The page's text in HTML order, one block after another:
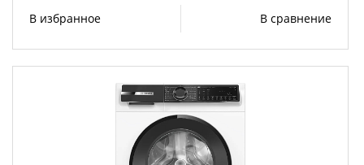
В избранное В сравнение